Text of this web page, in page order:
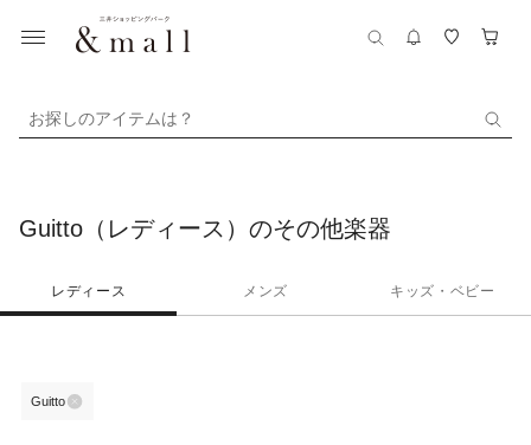
お探しのアイテムは？
Guitto（レディース）のその他楽器
レディース メンズ キッズ・ベビー
Guitto